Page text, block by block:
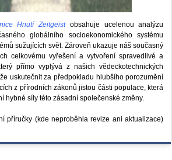
Hnutí Zeitgeistobsahuje ucelenou analýzu
globálního socioekonomického systému
sužujících svět. Zároveň ukazuje náš současný
celkovému vyřešení a vytvoření spravedlivé a
přímo vyplývá z našich vědeckotechnických
uskutečnit za předpokladu hlubšího porozumění
z přírodních zákonů jistou části populace, která
hybné síly této zásadní společenské změny.
příručky (kde neproběhla revize ani aktualizace)